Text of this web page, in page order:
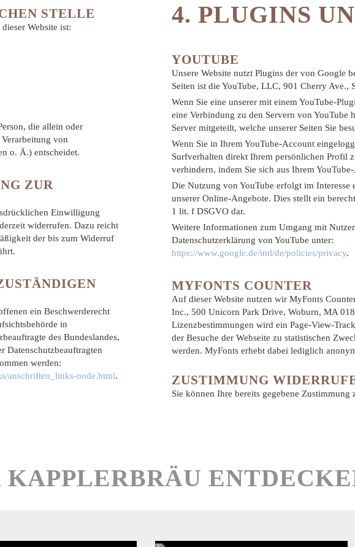
STELLE
Website ist:
die allein oder
von
o. Ä.) entscheidet.
ZUR
Einwilligung
widerrufen. Dazu reicht
der bis zum Widerruf
ein Beschwerderecht
in
des Bundeslandes,
Datenschutzbeauftragten
werden:
anschriften_links-node.html.
4. PLUGINS
YOUTUBE
Unsere Website nutzt Plugins der von Google
Seiten ist die YouTube, LLC, 901 Cherry Ave.,
Wenn Sie eine unserer mit einem YouTube-
eine Verbindung zu den Servern von YouTube
Server mitgeteilt, welche unserer Seiten Sie
Wenn Sie in Ihrem YouTube-Account
Surfverhalten direkt Ihrem persönlichen Profil
verhindern, indem Sie sich aus Ihrem
Die Nutzung von YouTube erfolgt im Interesse
unserer Online-Angebote. Dies stellt ein
1 lit. f DSGVO dar.
Weitere Informationen zum Umgang mit
Datenschutzerklärung von YouTube unter:
https://www.google.de/intl/de/policies/privacy.
MYFONTS COUNTER
Auf dieser Website nutzen wir MyFonts
Inc., 500 Unicorn Park Drive, Woburn, MA
Lizenzbestimmungen wird ein Page-View-
der Besuche der Webseite zu statistischen
werden. MyFonts erhebt dabei lediglich
ZUSTIMMUNG
Sie können Ihre bereits gegebene Zustimmung